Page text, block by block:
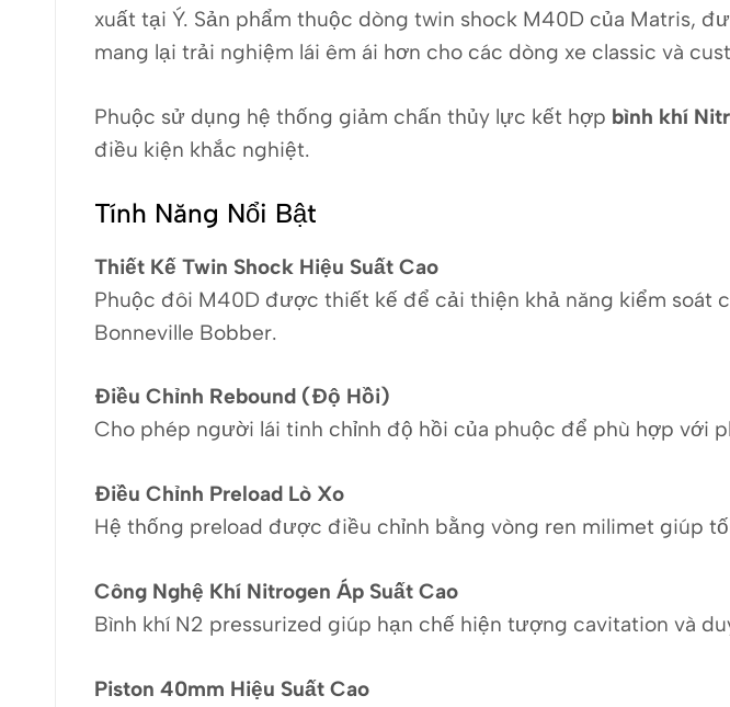
xuất tại Ý. Sản phẩm thuộc dòng twin shock M40D của Matris,
mang lại trải nghiệm lái êm ái hơn cho các dòng xe classic và
Phuộc sử dụng hệ thống giảm chấn thủy lực kết hợp bình khí
điều kiện khắc nghiệt.
Tính Năng Nổi Bật
Thiết Kế Twin Shock Hiệu Suất Cao
Phuộc đôi M40D được thiết kế để cải thiện khả năng kiểm soát
Bonneville Bobber.
Điều Chỉnh Rebound (Độ Hồi)
Cho phép người lái tinh chỉnh độ hồi của phuộc để phù hợp với
Điều Chỉnh Preload Lò Xo
Hệ thống preload được điều chỉnh bằng vòng ren milimet giúp
Công Nghệ Khí Nitrogen Áp Suất Cao
Bình khí N2 pressurized giúp hạn chế hiện tượng cavitation và
Piston 40mm Hiệu Suất Cao